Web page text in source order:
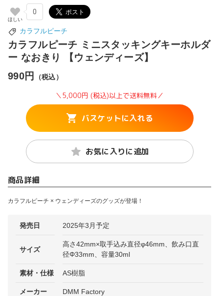
0
カラフルピーチ
カラフルピーチ ミニスタッキングキーホルダ
ー なおきり 【ウェンディーズ】
990円
（税込）
＼5,000円 (税込)以上で送料無料／
バスケットに入れる
お気に入りに追加
商品詳細
カラフルピーチ × ウェンディーズのグッズが登場！
発売日 2025年3月予定
サイズ
高さ42mm×取手込み直径φ46mm、飲み口直
径Φ33mm、容量30ml
素材・仕様 AS樹脂
メーカー DMM Factory